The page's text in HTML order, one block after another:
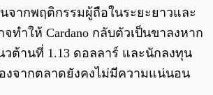
ากพฤติกรรมผู้ถือในระยะยาวและ
จทำให้ Cardano กลับตัวเป็นขาลงหาก
ต้านที่ 1.13 ดอลลาร์ และนักลงทุน
งจากตลาดยังคงไม่มีความแน่นอน